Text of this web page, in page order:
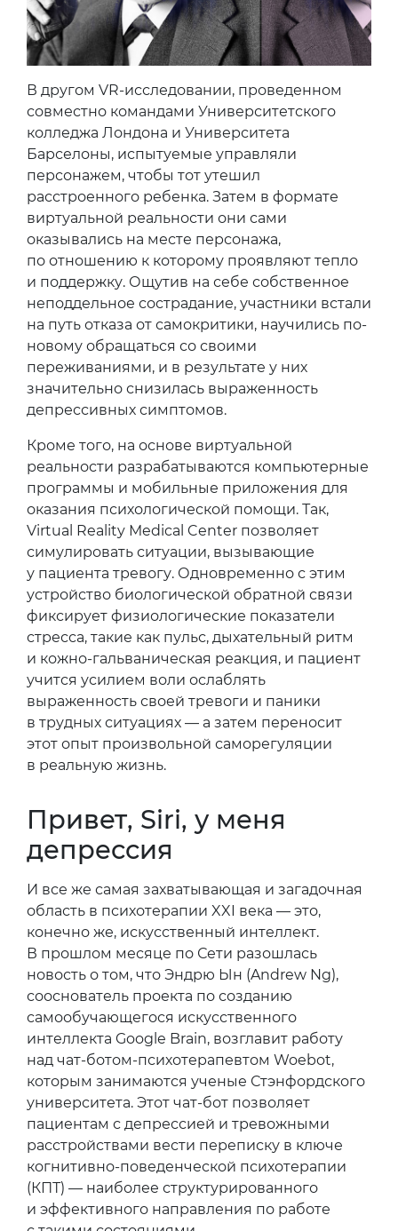
В другом VR-исследовании, проведенном
совместно командами Университетского
колледжа Лондона и Университета
Барселоны, испытуемые управляли
персонажем, чтобы тот утешил
расстроенного ребенка. Затем в формате
виртуальной реальности они сами
оказывались на месте персонажа,
по отношению к которому проявляют тепло
и поддержку. Ощутив на себе собственное
неподдельное сострадание, участники встали
на путь отказа от самокритики, научились по-
новому обращаться со своими
переживаниями, и в результате у них
значительно снизилась выраженность
депрессивных симптомов.
Кроме того, на основе виртуальной
реальности разрабатываются компьютерные
программы и мобильные приложения для
оказания психологической помощи. Так,
Virtual Reality Medical Center позволяет
симулировать ситуации, вызывающие
у пациента тревогу. Одновременно с этим
устройство биологической обратной связи
фиксирует физиологические показатели
стресса, такие как пульс, дыхательный ритм
и кожно-гальваническая реакция, и пациент
учится усилием воли ослаблять
выраженность своей тревоги и паники
в трудных ситуациях — а затем переносит
этот опыт произвольной саморегуляции
в реальную жизнь.
Привет, Siri, у меня
депрессия
И все же самая захватывающая и загадочная
область в психотерапии XXI века — это,
конечно же, искусственный интеллект.
В прошлом месяце по Сети разошлась
новость о том, что Эндрю Ын (Andrew Ng),
сооснователь проекта по созданию
самообучающегося искусственного
интеллекта Google Brain, возглавит работу
над чат-ботом-психотерапевтом Woebot,
которым занимаются ученые Стэнфордского
университета. Этот чат-бот позволяет
пациентам с депрессией и тревожными
расстройствами вести переписку в ключе
когнитивно-поведенческой психотерапии
(КПТ) — наиболее структурированного
и эффективного направления по работе